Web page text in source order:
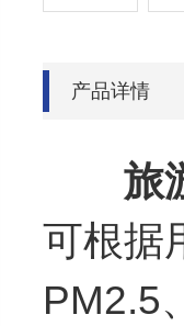
产品详情
旅
可根据
PM2.5